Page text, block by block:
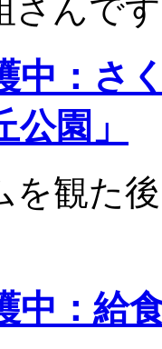
さんで
中：
園」
を観た
中：給